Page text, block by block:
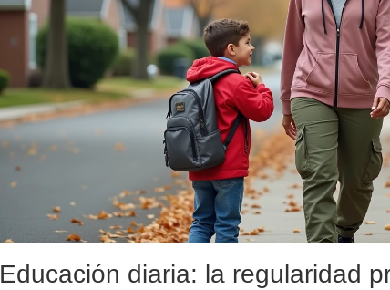
Educación diaria: la regularidad